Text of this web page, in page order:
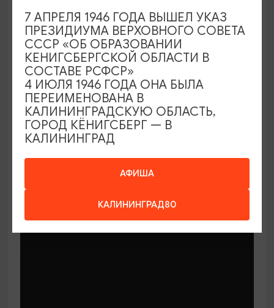
МАСТЕР-КЛАССЫ
Мастер-классы по керамике Елены
Бодяковой
Калининград, ул. Баранова, 45
АФИША
КАЛИНИНГРАД80
7 АПРЕЛЯ 1946 ГОДА ВЫШЕЛ УКАЗ
ПРЕЗИДИУМА ВЕРХОВНОГО СОВЕТА
СССР «ОБ ОБРАЗОВАНИИ
КЕНИГСБЕРГСКОЙ ОБЛАСТИ В
СОСТАВЕ РСФСР»
4 ИЮЛЯ 1946 ГОДА ОНА БЫЛА
ПЕРЕИМЕНОВАНА В
КАЛИНИНГРАДСКУЮ ОБЛАСТЬ,
ГОРОД КЁНИГСБЕРГ — В
КАЛИНИНГРАД